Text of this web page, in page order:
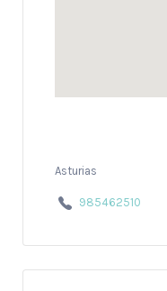
Asturias
985462510